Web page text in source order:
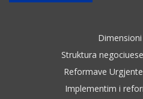
Struktura
Reformave
Implementim i